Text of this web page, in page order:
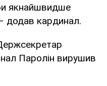
якнайшвидше
– додав кардинал.
Паролін вирушив